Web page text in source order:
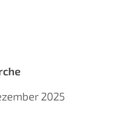
2025